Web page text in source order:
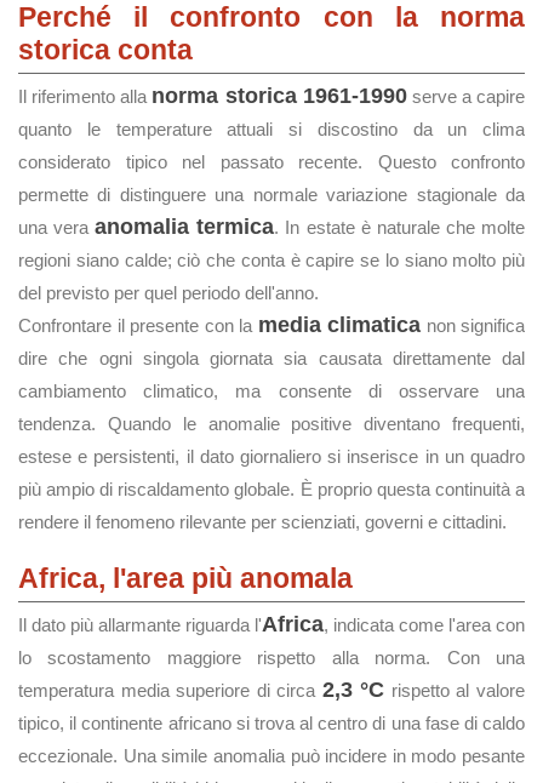
Perché il confronto con la norma
storica conta
Il riferimento alla norma storica 1961-1990serve a capire
quanto le temperature attuali si discostino da un clima
considerato tipico nel passato recente. Questo confronto
permette di distinguere una normale variazione stagionale da
una veraanomalia termica. In estate è naturale che molte
regioni siano calde; ciò che conta è capire se lo siano molto più
del previsto per quel periodo dell'anno.
Confrontare il presente con la media climatica non significa
dire che ogni singola giornata sia causata direttamente dal
cambiamento climatico, ma consente di osservare una
tendenza. Quando le anomalie positive diventano frequenti,
estese e persistenti, il dato giornaliero si inserisce in un quadro
più ampio di riscaldamento globale. È proprio questa continuità a
rendere il fenomeno rilevante per scienziati, governi e cittadini.
Africa, l'area più anomala
Il dato più allarmante riguarda l'Africa, indicata come l'area con
lo scostamento maggiore rispetto alla norma. Con una
temperatura media superiore di circa 2,3 °C rispetto al valore
tipico, il continente africano si trova al centro di una fase di caldo
eccezionale. Una simile anomalia può incidere in modo pesante